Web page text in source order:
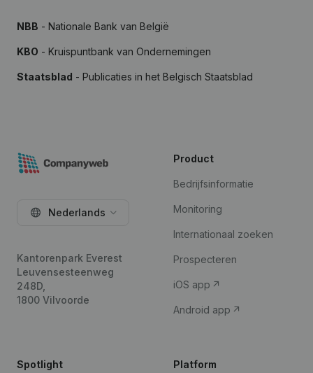
NBB - Nationale Bank van België
KBO - Kruispuntbank van Ondernemingen
Staatsblad - Publicaties in het Belgisch Staatsblad
Nederlands
Kantorenpark Everest
Leuvensesteenweg
248D,
1800 Vilvoorde
Product
Bedrijfsinformatie
Monitoring
Internationaal zoeken
Prospecteren
iOS app
Android app
Spotlight Platform